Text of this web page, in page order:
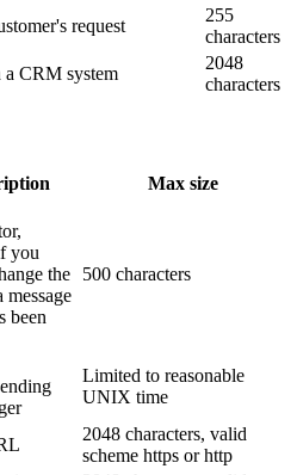
request
255
characters
CRM system
2048
characters
Max size
you
the
message
been
500 characters
Limited to reasonable
UNIX time
2048 characters, valid
scheme https or http